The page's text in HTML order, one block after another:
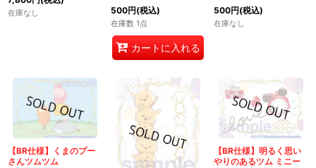
在庫なし
500円(税込)
在庫数 1点
カートに入れる
500円(税込)
在庫なし
【BR仕様】くまのプー
さんツムツム
【BR仕様】明るく思い
やりのあるツム ミニー